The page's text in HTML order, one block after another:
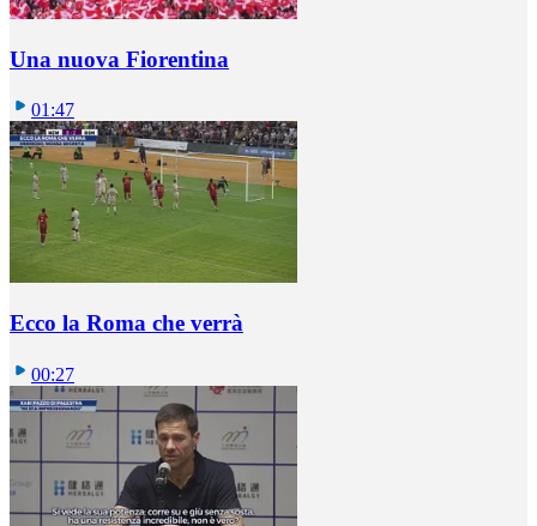
Una nuova Fiorentina
01:47
Ecco la Roma che verrà
00:27